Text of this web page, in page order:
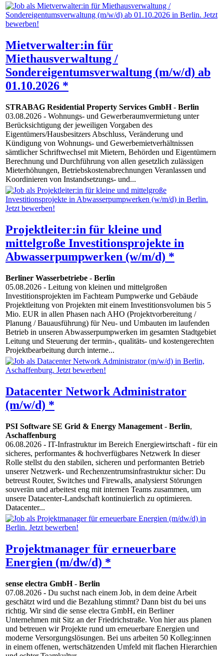
Mietverwalter:in für
Miethausverwaltung /
Sondereigentumsverwaltung (m/w/d) ab
01.10.2026 *
STRABAG Residential Property Services GmbH- Berlin
03.08.2026 - Wohnungs- und Gewerberaumvermietung unter
Berücksichtigung der jeweiligen Vorgaben des
Eigentümers/Hausbesitzers Abschluss, Veränderung und
Kündigung von Wohnungs- und Gewerbemietverhältnissen
sämtlicher Schriftwechsel mit Mietern, Behörden und Eigentümern
Berechnung und Durchführung von allen gesetzlich zulässigen
Mieterhöhungen, Betriebskostenabrechnungen Veranlassen und
Koordinieren von Instandsetzungs- und...
Projektleiter:in für kleine und
mittelgroße Investitionsprojekte in
Abwasserpumpwerken (w/m/d) *
Berliner Wasserbetriebe - Berlin
05.08.2026 - Leitung von kleinen und mittelgroßen
Investitionsprojekten im Fachteam Pumpwerke und Gebäude
Projektleitung von Projekten mit einem Investitionsvolumen bis 5
Mio. EUR in allen Phasen nach AHO (Projektvorbereitung /
Planung / Bauausführung) für Neu- und Umbauten im laufenden
Betrieb in unseren Abwasserpumpwerken im gesamten Stadtgebiet
Leitung und Steuerung der termin-, qualitäts- und kostengerechten
Projektbearbeitung durch interne...
Datacenter Network Administrator
(m/w/d) *
PSI Software SE Grid & Energy Management - Berlin,
Aschaffenburg
06.08.2026 - IT-Infrastruktur im Bereich Energiewirtschaft - für ein
sicheres, performantes & hochverfügbares Netzwerk In dieser
Rolle stellst du den stabilen, sicheren und performanten Betrieb
unserer Netzwerk- und Rechenzentrumsinfrastruktur sicher: Du
betreust Router, Switches und Firewalls, analysierst Störungen
souverän und arbeitest eng mit internen Teams zusammen, um
unsere Datacenter-Landschaft kontinuierlich zu optimieren.
Datacenter...
Projektmanager für erneuerbare
Energien (m/dw/d) *
sense electra GmbH- Berlin
07.08.2026 - Du suchst nach einem Job, in dem deine Arbeit
geschätzt wird und die Bezahlung stimmt? Dann bist du bei uns
richtig. Wir sind die sense electra GmbH, ein Berliner
Unternehmen mit Sitz an der Friedrichstraße. Von hier aus planen
und betreuen wir Projekte rund um erneuerbare Energien und
moderne Versorgungslösungen. Bei uns arbeiten 50 Kolleg:innen
in einem offenen, wertschätzenden Umfeld mit flachen Hierarchien